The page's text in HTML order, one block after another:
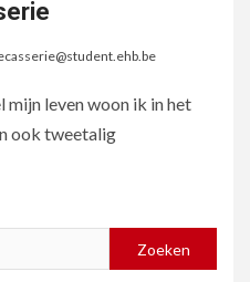
mijn leven woon ik in het
ook tweetalig